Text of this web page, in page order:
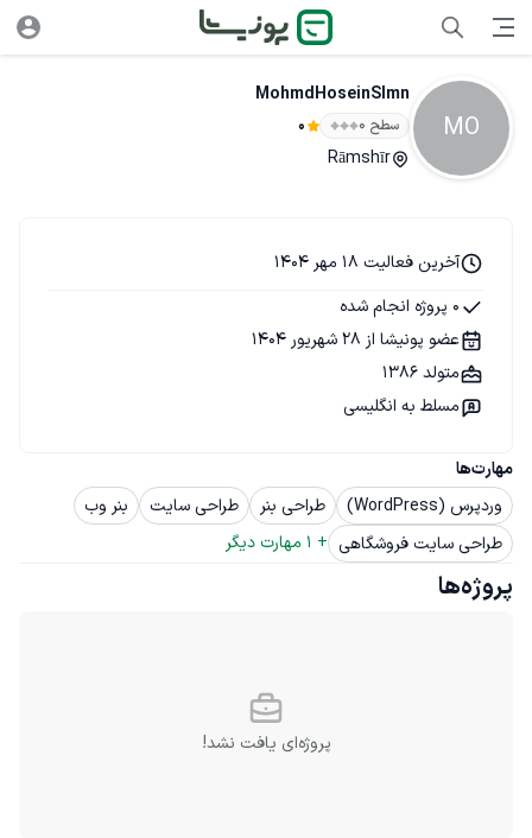
MO
MohmdHoseinSlmn
سطح ۰ 0
Rāmshīr
مهارت‌ها
وردپرس (WordPress)
طراحی بنر طراحی سایت
بنر وب
طراحی سایت فروشگاهی +
1 مهارت دیگر
آخرین فعالیت 18 مهر 1404
0 پروژه انجام شده
عضو پونیشا از 28 شهریور 1404
متولد 1386
مسلط به انگلیسی
پروژه‌ها
پروژه‌ای یافت نشد!